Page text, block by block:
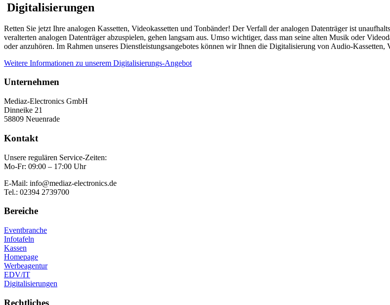
Digitalisierungen
Retten Sie jetzt Ihre analogen Kassetten, Videokassetten und Tonbänder! Der Verfall der analogen Datenträger ist
veralterten analogen Datenträger abzuspielen, gehen langsam aus. Umso wichtiger, dass man seine alten Musik oder
oder anzuhören. Im Rahmen unseres Dienstleistungsangebotes können wir Ihnen die Digitalisierung von Audio-
Weitere Informationen zu unserem Digitalisierungs-Angebot
Unternehmen
Mediaz-Electronics GmbH
Dinneike 21
58809 Neuenrade
Kontakt
Unsere regulären Service-Zeiten:
Mo-Fr: 09:00 – 17:00 Uhr
E-Mail: info@mediaz-electronics.de
Tel.: 02394 2739700
Bereiche
Eventbranche
Infotafeln
Kassen
Homepage
Werbeagentur
EDV/IT
Digitalisierungen
Rechtliches